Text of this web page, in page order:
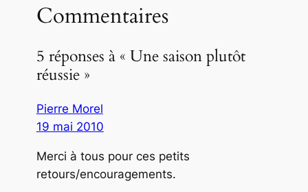
Commentaires
5 réponses à « Une saison plutôt
réussie »
Pierre Morel
19 mai 2010
Merci à tous pour ces petits
retours/encouragements.